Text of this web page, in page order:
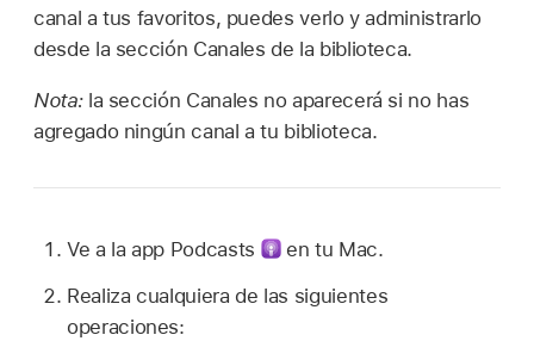
canal a tus favoritos, puedes verlo y administrarlo
desde la sección Canales de la biblioteca.
Nota: la sección Canales no aparecerá si no has
agregado ningún canal a tu biblioteca.
Ve a la app Podcasts
en tu Mac.
Realiza cualquiera de las siguientes
operaciones: